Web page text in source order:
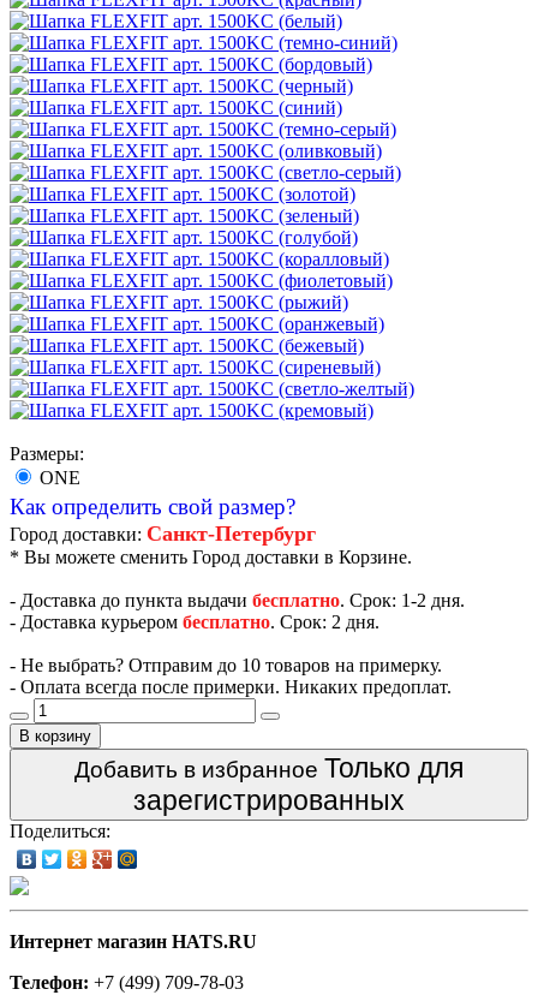
Размеры:
ONE
Как определить свой размер?
Город доставки: Санкт-Петербург
* Вы можете сменить Город доставки в Корзине.
- Доставка до пункта выдачи бесплатно. Срок: 1-2 дня.
- Доставка курьером бесплатно. Срок: 2 дня.
- Не выбрать? Отправим до 10 товаров на примерку.
- Оплата всегда после примерки. Никаких предоплат.
В корзину
Добавить в избранное Только для
зарегистрированных
Поделиться:
Интернет магазин HATS.RU
Телефон: +7 (499) 709-78-03